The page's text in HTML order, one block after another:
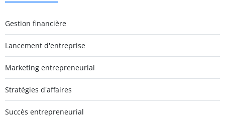
Gestion financière
Lancement d'entreprise
Marketing entrepreneurial
Stratégies d'affaires
Succès entrepreneurial